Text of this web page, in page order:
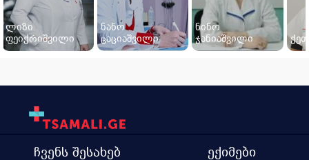
ლიზი
ფეიქრიშვილი
ნანო
ცაციაშვილი
ნინო
ჯანიაშვილი
ჩვენს შესახებ
ექიმები